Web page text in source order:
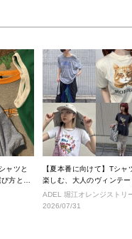
ャツと
方と着
【夏本番に向けて】Tシャ
楽しむ、大人のヴィンテー
タイル
ADEL 堀江オレンジストリ
2026/07/31